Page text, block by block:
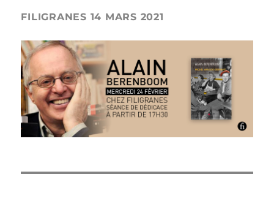
FILIGRANES 14 MARS 2021